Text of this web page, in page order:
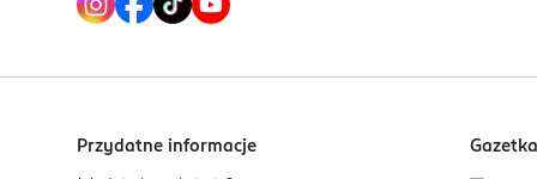
Przydatne informacje Gazetka